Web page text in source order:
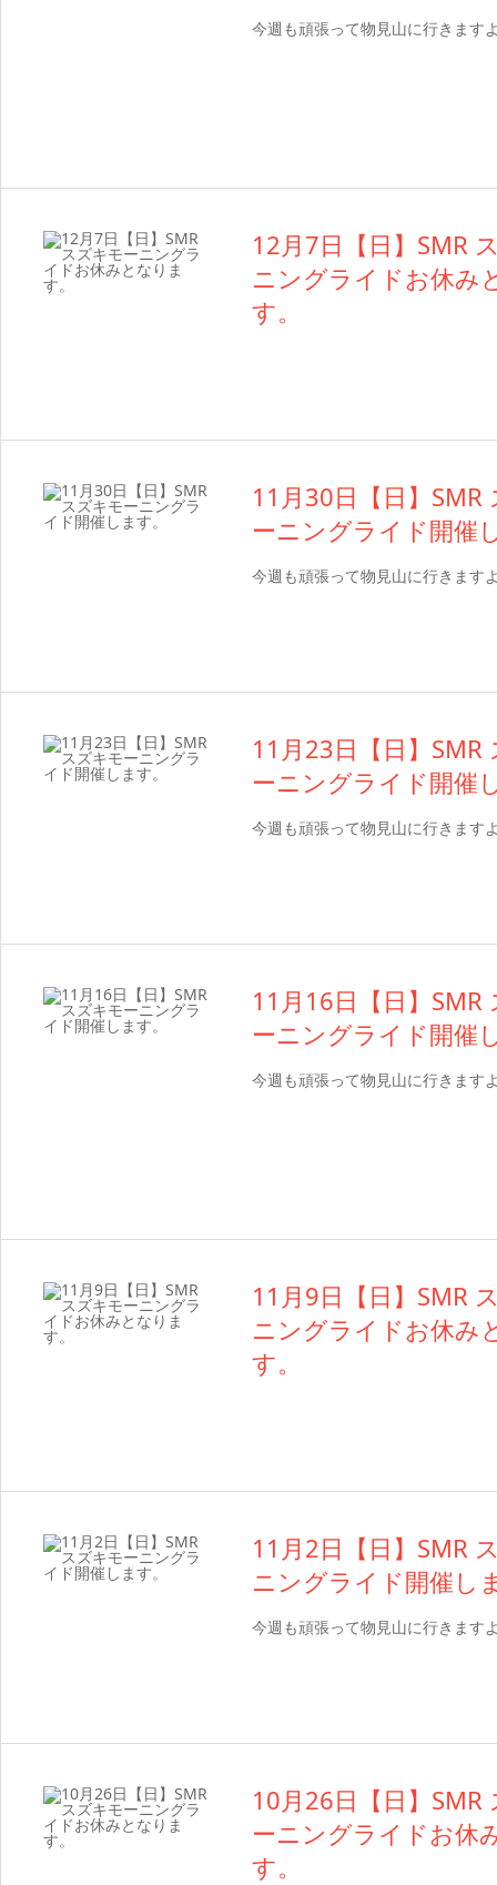
今週も頑張って物見山に行きます
12月7日【日】SMR
ニングライドお休み
す。
11月30日【日】SMR
ーニングライド開催
今週も頑張って物見山に行きます
11月23日【日】SMR
ーニングライド開催
今週も頑張って物見山に行きます
11月16日【日】SMR
ーニングライド開催
今週も頑張って物見山に行きます
11月9日【日】SMR
ニングライドお休み
す。
11月2日【日】SMR
ニングライド開催し
今週も頑張って物見山に行きます
10月26日【日】SMR
ーニングライドお休
す。